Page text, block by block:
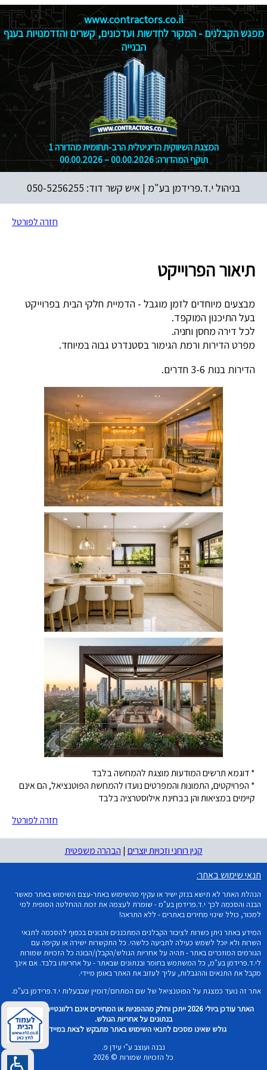
www.contractors.co.il
מפגש הקבלנים - המקור לחדשות ועדכונים, קשרים והזדמנויות בענף
הבנייה
המצגת השיווקית הדיגיטלית הרב‑תחומית מהדורה 1
תוקף המהדורה: 00.00.2026 – 00.00.2026
בניהול י.ד.פרידמן בע"מ | איש קשר דוד: 050-5256255
חזרה לפורטל
תיאור הפרוייקט
מבצעים מיוחדים לזמן מוגבל - הדמיית חלקי הבית בפרוייקט
בעל התיכנון המוקפד.
לכל דירה מחסן וחניה.
מפרט הדירות ורמת הגימור בסטנדרט גבוה במיוחד.
הדירות בנות 3-6 חדרים.
* דוגמא תרשים המודעות מוצגת להמחשה בלבד
* הפרויקטים, התמונות והמפרטים נועדו להמחשת הפוטנציאל, הם אינם
קיימים במציאות והן בבחינת אילוסטרציה בלבד
חזרה לפורטל
קנין רוחני וזכויות יוצרים | הבהרה משפטית
תנאי שימוש באתר:
הנהלת האתר לא תישא בנזק ישיר או עקיף מהשימוש באתר-עצם השימוש באתר מאשר
הבנה והסכמה לכך י.ד.פרידמן בע"מ - שומרת לעצמה את זכות ההחלטה הסופית למי
למכור, כולל שינוי מחירים באתרים - ללא התראה!
המידע באתר ניתן כשרות לציבור הקבלנים המתכננים והבונים בכפוף להסכמה לתנאי
השרות ולא יוכל לשמש כעילה לתביעה כלשהי. כל התקשרות ישירה או עקיפה עם
הגורמים המוזכרים באתר - תהיה על אחריות הגולש/הקבלן/הבונה כל הזכויות שמורות
לי.ד.פרידמן בע"מ, כל המשתמש בחומר ובנתונים שבאתר - על אחריותו בלבד. אם אינך
מקבל את התנאים וההגבלות, עליך לעזוב את האתר באופן מיידי.
אתר זה נועד כמצגת על הפוטנציאל של שם המתחם/דומיין שבבעלות י.ד.פרידמן בע"מ.
האתר עודכן ביולי 2026 ייתכן וחלק מההפניות או המחירים אינם רלוונטיים וכל שימוש
בנתונים על אחריות הגולש.
גולש שאינו מסכים לתנאי השימוש באתר מתבקש לצאת במיידית!
נבנה ועוצב ע"י עידן פ.
כל הזכויות שמורות © 2026